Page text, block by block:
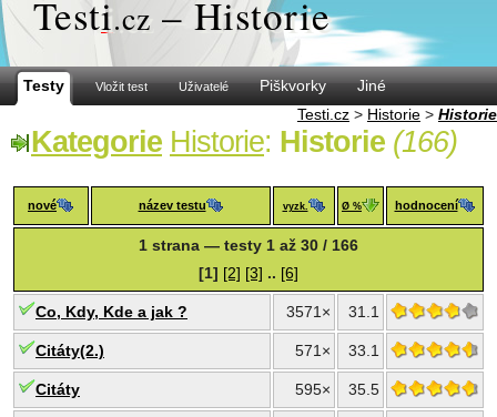
Testi.cz – Historie
Testy Vložit test Uživatelé Piškvorky
Jiné
Testi.cz > Historie > Historie
Kategorie Historie: Historie (166)
nové název testu vyzk. Ø % hodnocení
1 strana — testy 1 až 30 / 166
[1] [2] [3] .. [6]
Co, Kdy, Kde a jak ? 3571× 31.1
Citáty(2.) 571× 33.1
Citáty 595× 35.5